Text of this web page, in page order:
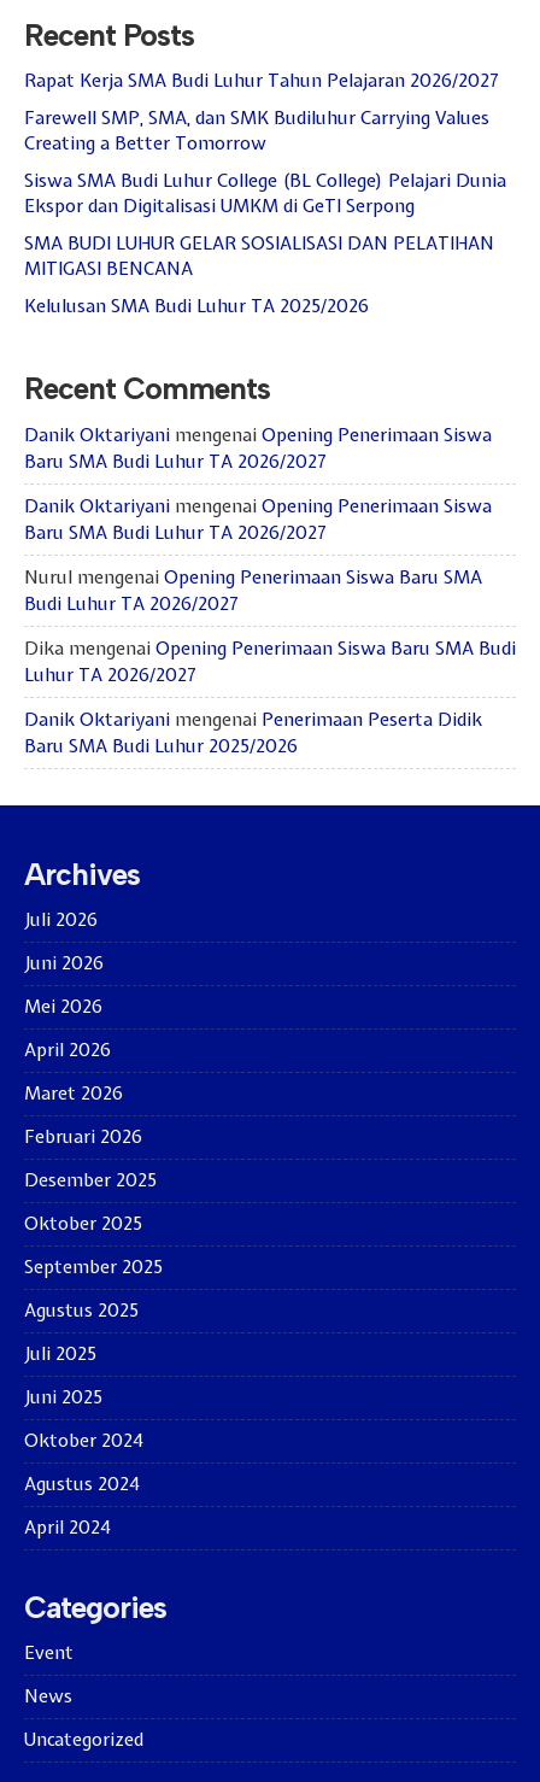
Recent Posts
Rapat Kerja SMA Budi Luhur Tahun Pelajaran 2026/2027
Farewell SMP, SMA, dan SMK Budiluhur Carrying Values
Creating a Better Tomorrow
Siswa SMA Budi Luhur College (BL College) Pelajari Dunia
Ekspor dan Digitalisasi UMKM di GeTI Serpong
SMA BUDI LUHUR GELAR SOSIALISASI DAN PELATIHAN
MITIGASI BENCANA
Kelulusan SMA Budi Luhur TA 2025/2026
Recent Comments
Danik Oktariyani mengenai Opening Penerimaan Siswa
Baru SMA Budi Luhur TA 2026/2027
Danik Oktariyani mengenai Opening Penerimaan Siswa
Baru SMA Budi Luhur TA 2026/2027
Nurul mengenai Opening Penerimaan Siswa Baru SMA
Budi Luhur TA 2026/2027
Dika mengenai Opening Penerimaan Siswa Baru SMA Budi
Luhur TA 2026/2027
Danik Oktariyani mengenai Penerimaan Peserta Didik
Baru SMA Budi Luhur 2025/2026
Archives
Juli 2026
Juni 2026
Mei 2026
April 2026
Maret 2026
Februari 2026
Desember 2025
Oktober 2025
September 2025
Agustus 2025
Juli 2025
Juni 2025
Oktober 2024
Agustus 2024
April 2024
Categories
Event
News
Uncategorized